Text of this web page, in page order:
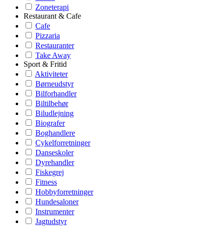
Zoneterapi
Restaurant & Cafe
Cafe
Pizzaria
Restauranter
Take Away
Sport & Fritid
Aktiviteter
Børneudstyr
Bilforhandler
Biltilbehør
Biludlejning
Biografer
Boghandlere
Cykelforretninger
Danseskoler
Dyrehandler
Fiskegrej
Fitness
Hobbyforretninger
Hundesaloner
Instrumenter
Jagtudstyr